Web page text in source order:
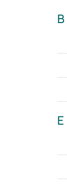
B
E